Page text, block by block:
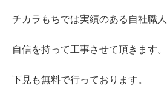
チカラもちでは実績のある自社職
自信を持って工事させて頂きます。
下見も無料で行っております。